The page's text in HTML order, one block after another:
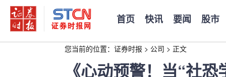
首页 快讯 要闻 股市
您当前的位置： 证券时报 > 公司 > 正文
《心动预警！当“社